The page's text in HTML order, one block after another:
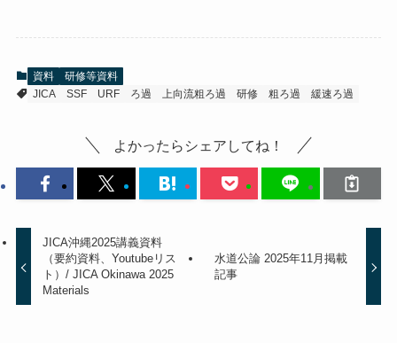
資料
研修等資料
JICA
SSF URF ろ過 上向流粗ろ過 研修 粗ろ過 緩速ろ過
よかったらシェアしてね！
JICA沖縄2025講義資料
（要約資料、Youtubeリス
ト）/ JICA Okinawa 2025
Materials
水道公論 2025年11月掲載
記事